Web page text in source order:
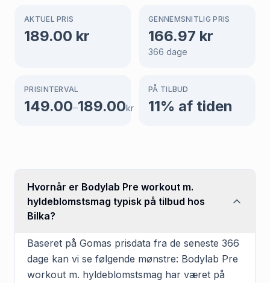
AKTUEL PRIS
189.00 kr
GENNEMSNITLIG PRIS
166.97 kr
366 dage
PRISINTERVAL
149.00–189.00kr
PÅ TILBUD
11% af tiden
Hvornår er Bodylab Pre workout m.
hyldeblomstsmag typisk på tilbud hos
Bilka?
Baseret på Gomas prisdata fra de seneste 366
dage kan vi se følgende mønstre: Bodylab Pre
workout m. hyldeblomstsmag har været på